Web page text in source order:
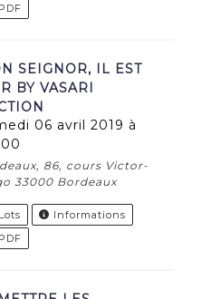
PDF
SEIGNOR, IL EST
BY VASARI
86, cours Victor-
33000 Bordeaux
Lots
Informations
PDF